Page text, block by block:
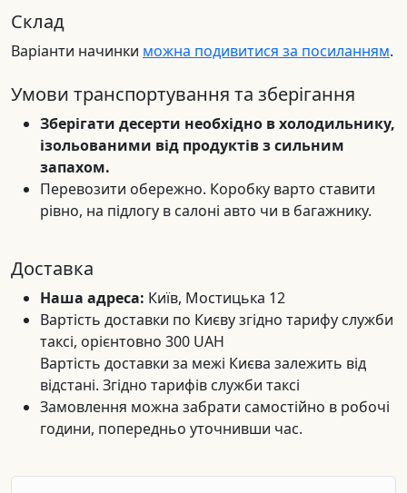
Склад
Варіанти начинки можна подивитися за посиланням.
Умови транспортування та зберігання
Зберігати десерти необхідно в холодильнику,
ізольованими від продуктів з сильним
запахом.
Перевозити обережно. Коробку варто ставити
рівно, на підлогу в салоні авто чи в багажнику.
Доставка
Наша адреса: Київ, Мостицька 12
Вартість доставки по Києву згідно тарифу служби
таксі, орієнтовно 300 UAH
Вартість доставки за межі Києва залежить від
відстані. Згідно тарифів служби таксі
Замовлення можна забрати самостійно в робочі
години, попередньо уточнивши час.